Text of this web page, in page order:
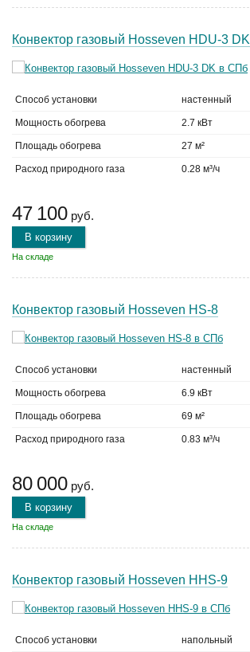
Конвектор газовый Hosseven HDU-3 DK
Способ установки настенный
Мощность обогрева 2.7 кВт
Площадь обогрева 27 м²
Расход природного газа 0.28 м³/ч
47 100 руб.
В корзину
На складе
Конвектор газовый Hosseven HS-8
Способ установки настенный
Мощность обогрева 6.9 кВт
Площадь обогрева 69 м²
Расход природного газа 0.83 м³/ч
80 000 руб.
В корзину
На складе
Конвектор газовый Hosseven HHS-9
Способ установки напольный